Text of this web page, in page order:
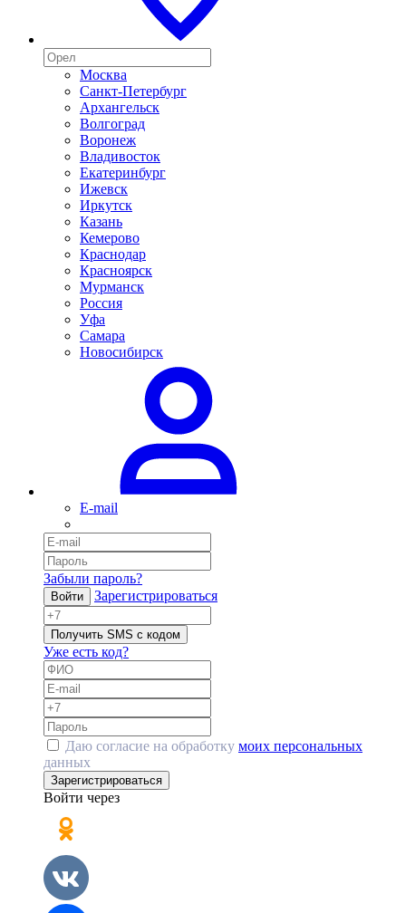
Москва
Санкт-Петербург
Архангельск
Волгоград
Воронеж
Владивосток
Екатеринбург
Ижевск
Иркутск
Казань
Кемерово
Краснодар
Красноярск
Мурманск
Россия
Уфа
Самара
Новосибирск
E-mail
Забыли пароль?
Войти Зарегистрироваться
Получить SMS с кодом
Уже есть код?
Даю согласие на обработку моих персональных
данных
Зарегистрироваться
Войти через